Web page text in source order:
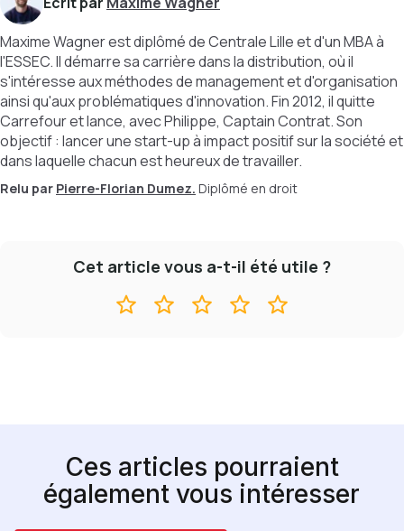
Maxime Wagner est diplômé de Centrale Lille et d'un MBA à
l'ESSEC. Il démarre sa carrière dans la distribution, où il
s'intéresse aux méthodes de management et d'organisation
ainsi qu'aux problématiques d'innovation. Fin 2012, il quitte
Carrefour et lance, avec Philippe, Captain Contrat. Son
objectif : lancer une start-up à impact positif sur la société et
dans laquelle chacun est heureux de travailler.
Relu par Pierre-Florian Dumez. Diplômé en droit
Cet article vous a-t-il été utile ?
Ces articles pourraient
également vous intéresser